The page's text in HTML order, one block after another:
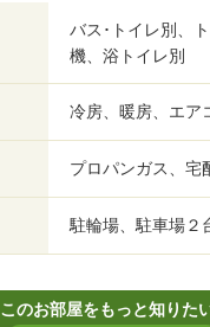
バス･トイレ別、
機、浴トイレ別
冷房、暖房、エア
プロパンガス、宅
駐輪場、駐車場２
このお部屋をもっと知りた